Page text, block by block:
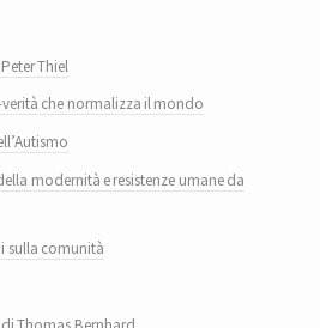
Thiel
che normalizza il mondo
modernità e resistenze umane da
sulla comunità